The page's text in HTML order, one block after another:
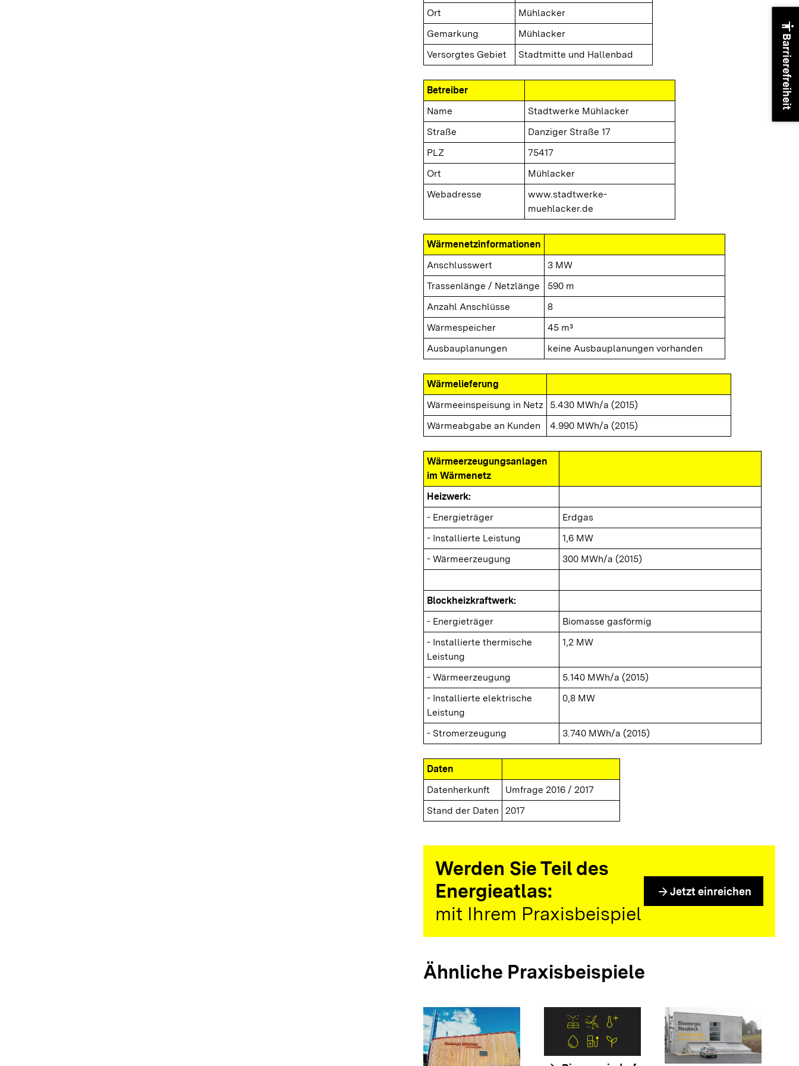
Ort
Mühlacker
Gemarkung
Mühlacker
Versorgtes Gebiet
Stadtmitte und Hallenbad
Betreiber
Name
Stadtwerke Mühlacker
Straße
Danziger Straße 17
PLZ
75417
Ort
Mühlacker
Webadresse
www.stadtwerke-
muehlacker.de
Wärmenetzinformationen
Anschlusswert
3 MW
Trassenlänge / Netzlänge
590 m
Anzahl Anschlüsse
8
Wärmespeicher
45 m³
Ausbauplanungen
keine Ausbauplanungen vorhanden
Wärmelieferung
Wärmeeinspeisung in Netz
5.430 MWh/a (2015)
Wärmeabgabe an Kunden
4.990 MWh/a (2015)
Wärmeerzeugungsanlagen
im Wärmenetz
Heizwerk:
- Energieträger
Erdgas
- Installierte Leistung
1,6 MW
- Wärmeerzeugung
300 MWh/a (2015)
Blockheizkraftwerk:
- Energieträger
Biomasse gasförmig
- Installierte thermische
Leistung
1,2 MW
- Wärmeerzeugung
5.140 MWh/a (2015)
- Installierte elektrische
Leistung
0,8 MW
- Stromerzeugung 3.740 MWh/a (2015)
Daten
Datenherkunft
Umfrage 2016 / 2017
Stand der Daten
2017
Werden Sie Teil des
Energieatlas:
mit Ihrem Praxisbeispiel
arrow_forward Jetzt einreichen
Ähnliche Praxisbeispiele
accessibility
Barrierefreiheit